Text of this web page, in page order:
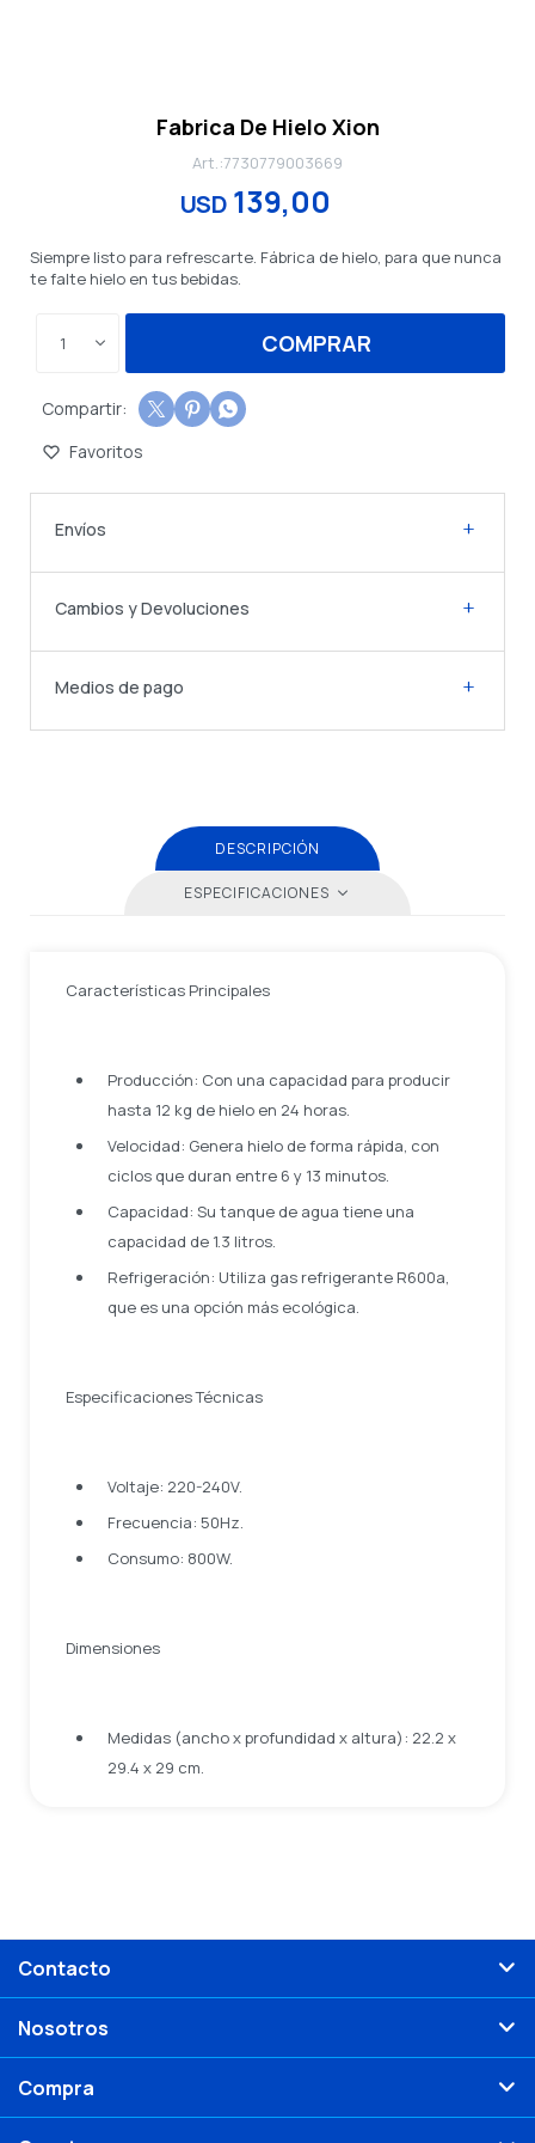
Fabrica De Hielo Xion
7730779003669
USD 139,00
Siempre listo para refrescarte. Fábrica de hielo, para que nunca
te falte hielo en tus bebidas.
1 COMPRAR
  
Envíos
Cambios y Devoluciones
Medios de pago
DESCRIPCIÓN
ESPECIFICACIONES
Características Principales
Producción: Con una capacidad para producir
hasta 12 kg de hielo en 24 horas.
Velocidad: Genera hielo de forma rápida, con
ciclos que duran entre 6 y 13 minutos.
Capacidad: Su tanque de agua tiene una
capacidad de 1.3 litros.
Refrigeración: Utiliza gas refrigerante R600a,
que es una opción más ecológica.
Especificaciones Técnicas
Voltaje: 220-240V.
Frecuencia: 50Hz.
Consumo: 800W.
Dimensiones
Medidas (ancho x profundidad x altura): 22.2 x
29.4 x 29 cm.
Contacto
Nosotros
Compra